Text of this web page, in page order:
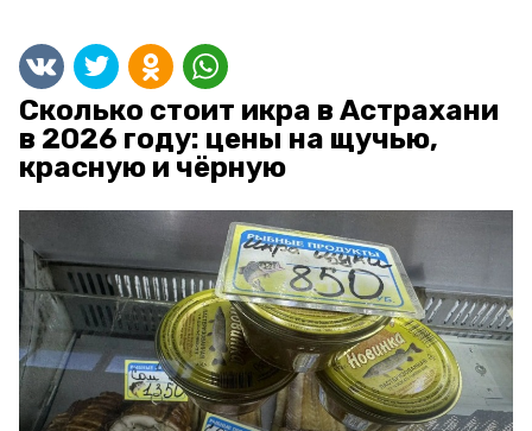
Сколько стоит икра в Астрахани
в 2026 году: цены на щучью,
красную и чёрную